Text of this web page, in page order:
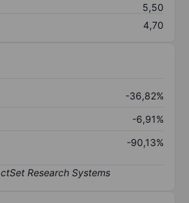
5,50
4,70
-36,82%
-6,91%
-90,13%